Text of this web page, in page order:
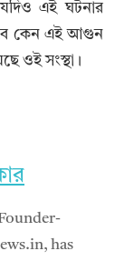
এই ঘটনার
কেন এই আগুন
ওই সংস্থা।
has